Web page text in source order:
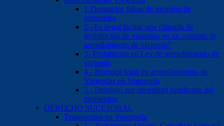
1-Denuncias falsas de invasión de
inmuebles
2-¿Es ilegal incluir una cláusula de
prohibición de mascotas en un contrato de
arrendamiento de vivienda?
3- Prohibicion en Ley de arrendamiento de
vivienda
4.- Prorroga legal en arrendamientos de
Viviendas en Venezuela
5.- Desalojo por necesidad justificada del
propietario
DERECHO SUCESORAL
Testamentos en Venezuela